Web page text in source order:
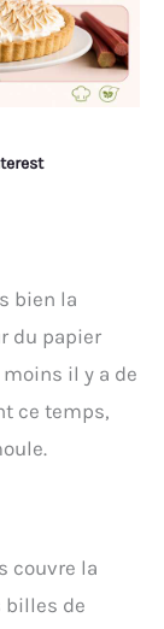
bien la
du papier
il y a de
ce temps,
couvre la
billes de